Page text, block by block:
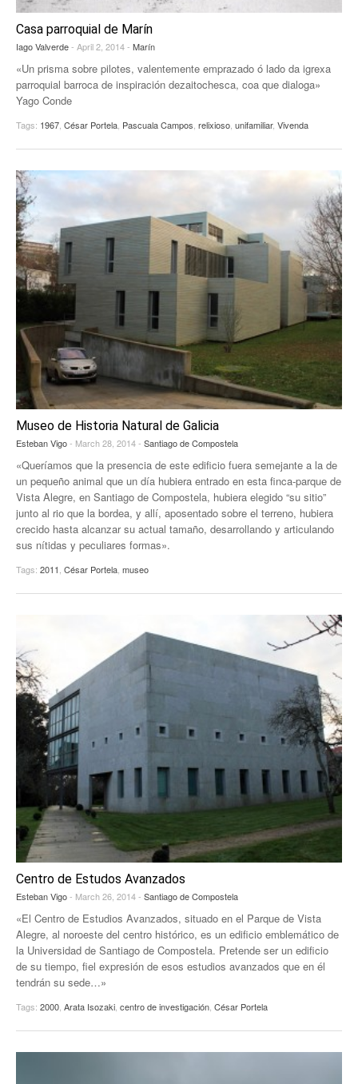
Casa parroquial de Marín
Iago Valverde- April 2, 2014 - Marín
«Un prisma sobre pilotes, valentemente emprazado ó lado da igrexa
parroquial barroca de inspiración dezaitochesca, coa que dialoga»
Yago Conde
Tags: 1967 César Portela Pascuala Campos relixioso unifamiliar, Vivenda
Museo de Historia Natural de Galicia
Esteban Vigo- March 28, 2014 - Santiago de Compostela
«Queríamos que la presencia de este edificio fuera semejante a la de
un pequeño animal que un día hubiera entrado en esta finca-parque de
Vista Alegre, en Santiago de Compostela, hubiera elegido “su sitio”
junto al rio que la bordea, y allí, aposentado sobre el terreno, hubiera
crecido hasta alcanzar su actual tamaño, desarrollando y articulando
sus nítidas y peculiares formas».
Tags: 2011, César Portela, museo
Centro de Estudos Avanzados
Esteban Vigo- March 26, 2014 - Santiago de Compostela
«El Centro de Estudios Avanzados, situado en el Parque de Vista
Alegre, al noroeste del centro histórico, es un edificio emblemático de
la Universidad de Santiago de Compostela. Pretende ser un edificio
de su tiempo, fiel expresión de esos estudios avanzados que en él
tendrán su sede…»
Tags: 2000, Arata Isozaki, centro de investigación, César Portela